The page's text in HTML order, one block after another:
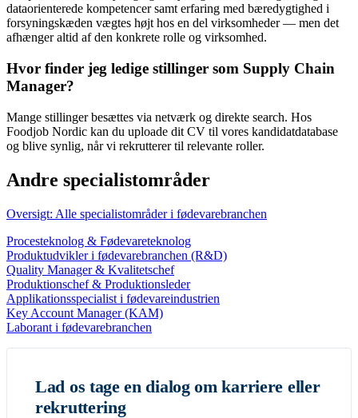
dataorienterede kompetencer samt erfaring med bæredygtighed i
forsyningskæden vægtes højt hos en del virksomheder — men det
afhænger altid af den konkrete rolle og virksomhed.
Hvor finder jeg ledige stillinger som Supply Chain
Manager?
Mange stillinger besættes via netværk og direkte search. Hos
Foodjob Nordic kan du uploade dit CV til vores kandidatdatabase
og blive synlig, når vi rekrutterer til relevante roller.
Andre specialistområder
Oversigt: Alle specialistområder i fødevarebranchen
Procesteknolog & Fødevareteknolog
Produktudvikler i fødevarebranchen (R&D)
Quality Manager & Kvalitetschef
Produktionschef & Produktionsleder
Applikationsspecialist i fødevareindustrien
Key Account Manager (KAM)
Laborant i fødevarebranchen
Lad os tage en dialog om karriere eller
rekruttering